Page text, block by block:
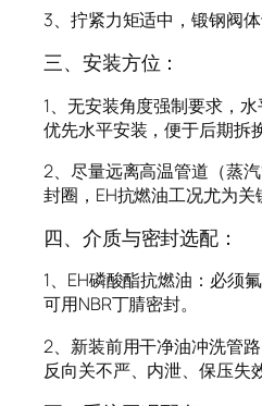
3、拧紧力矩适中，锻钢阀体
三、安装方位：
1、无安装角度强制要求，
优先水平安装，便于后期拆
2、尽量远离高温管道（蒸
封圈，EH抗燃油工况尤为关
四、介质与密封选配：
1、EH磷酸酯抗燃油：必须
可用NBR丁腈密封。
2、新装前用干净油冲洗管
反向关不严、内泄、保压失效